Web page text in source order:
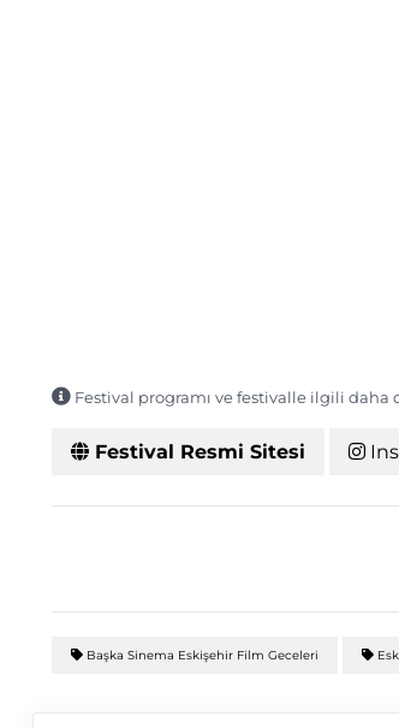
Festival programı ve festivalle ilgili daha
Festival Resmi Sitesi
Başka Sinema Eskişehir Film Geceleri